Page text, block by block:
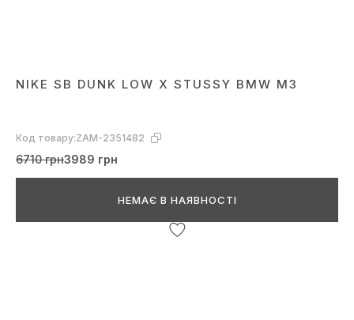
NIKE SB DUNK LOW X STUSSY BMW M3
Код товару:ZAM-2351482
6710 грн3989 грн
НЕМАЄ В НАЯВНОСТІ